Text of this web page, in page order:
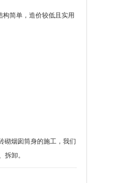
简单，造价较低且实用
砌烟囱筒身的施工，我们
卸。